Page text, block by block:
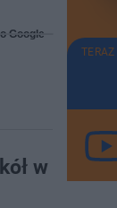
Google
w